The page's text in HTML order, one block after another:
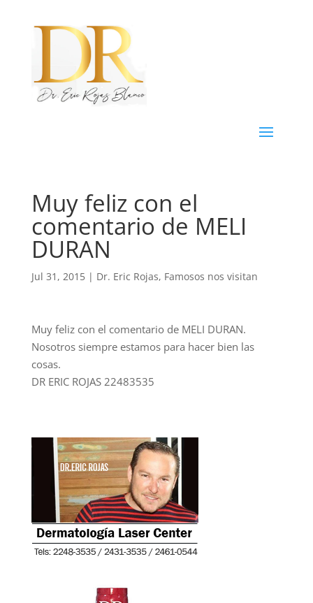
Muy feliz con el
comentario de MELI
DURAN
Jul 31, 2015| Dr. Eric Rojas, Famosos nos visitan
Muy feliz con el comentario de MELI DURAN.
Nosotros siempre estamos para hacer bien las
cosas.
DR ERIC ROJAS 22483535